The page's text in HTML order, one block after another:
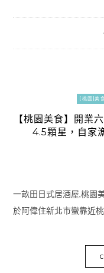
[桃園]美
【桃園美食】開業
4.5顆星，自家
一畝田日式居酒屋,桃園
於阿偉住新北市蠻靠近